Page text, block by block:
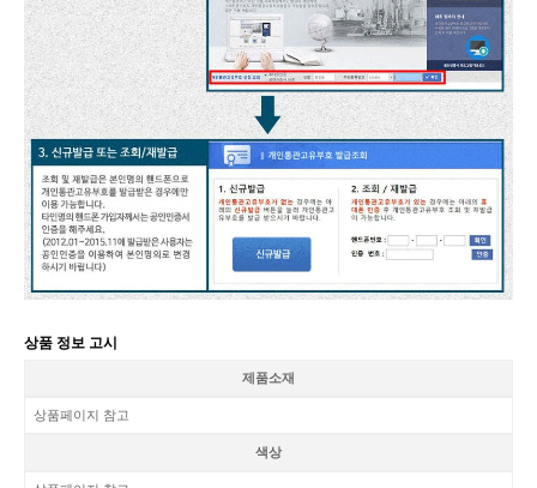
상품 정보 고시
제품소재
상품페이지 참고
색상